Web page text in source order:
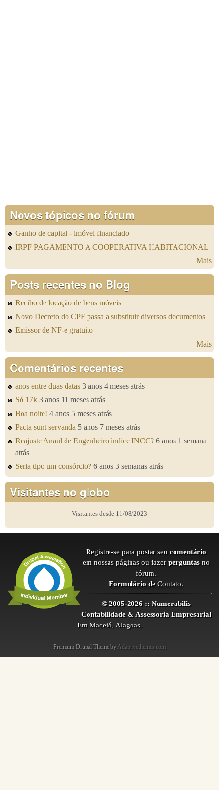
Novos tópicos no fórum
Ganho de capital - imóvel financiado
IRPF PAGAMENTO A COOPERATIVA HABITACIONAL
Mais
Posts recentes no Blog
Recibo de locação de bens móveis
Novo Decreto do CPF passa a substituir diversos documentos
Emissor de NF-e gratuito
Mais
Comentários recentes
anos entre duas datas 3 anos 4 meses atrás
Só 17k 3 anos 11 meses atrás
Boa noite! 4 anos 5 meses atrás
Pacta sunt servanda 5 anos 7 meses atrás
Reajuste Anaul de Engenheiro ìndice INCC? 6 anos 1 semana
atrás
Seria tipo um consórcio? 6 anos 3 semanas atrás
Visitantes no globo
Visitantes desde 11/08/2023
Registre-se para postar seu comentário
em nossas páginas ou fazer perguntas no
fórum.
Formulário deContato.
© 2005-2026 :: Numerabilis
Contabilidade & Assessoria Empresarial
Em Maceió, Alagoas.
Premium Drupal Theme by Adaptivethemes.com